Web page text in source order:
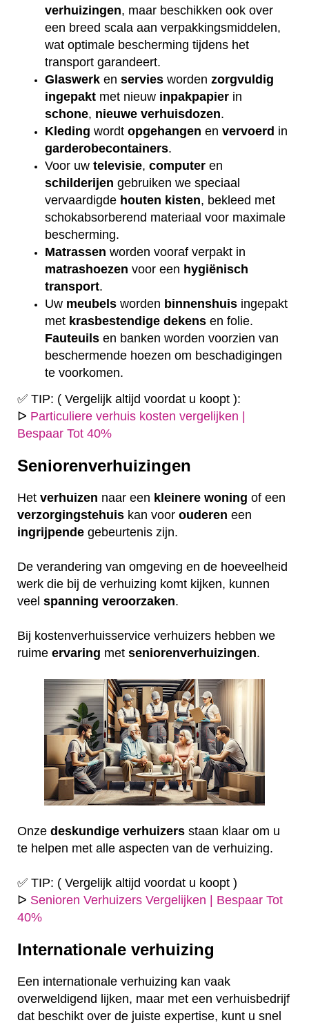
verhuizingen, maar beschikken ook over
een breed scala aan verpakkingsmiddelen,
wat optimale bescherming tijdens het
transport garandeert.
Glaswerk en servies worden zorgvuldig
ingepakt met nieuw inpakpapier in
schone, nieuwe verhuisdozen.
Kleding wordt opgehangen en vervoerd in
garderobecontainers.
Voor uw televisie, computer en
schilderijen gebruiken we speciaal
vervaardigde houten kisten, bekleed met
schokabsorberend materiaal voor maximale
bescherming.
Matrassen worden vooraf verpakt in
matrashoezen voor een hygiënisch
transport.
Uw meubels worden binnenshuis ingepakt
met krasbestendige dekens en folie.
Fauteuils en banken worden voorzien van
beschermende hoezen om beschadigingen
te voorkomen.
✅ TIP: ( Vergelijk altijd voordat u koopt ):
ᐅ Particuliere verhuis kosten vergelijken |
Bespaar Tot 40%
Seniorenverhuizingen
Het verhuizen naar een kleinere woning of een
verzorgingstehuis kan voor ouderen een
ingrijpende gebeurtenis zijn.
De verandering van omgeving en de hoeveelheid
werk die bij de verhuizing komt kijken, kunnen
veel spanning veroorzaken.
Bij kostenverhuisservice verhuizers hebben we
ruime ervaring met seniorenverhuizingen.
Onze deskundige verhuizers staan klaar om u
te helpen met alle aspecten van de verhuizing.
✅ TIP: ( Vergelijk altijd voordat u koopt )
ᐅ Senioren Verhuizers Vergelijken | Bespaar Tot
40%
Internationale verhuizing
Een internationale verhuizing kan vaak
overweldigend lijken, maar met een verhuisbedrijf
dat beschikt over de juiste expertise, kunt u snel